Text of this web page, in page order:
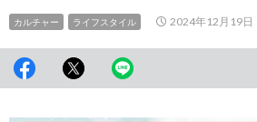
カルチャー ライフスタイル 2024年12月19日